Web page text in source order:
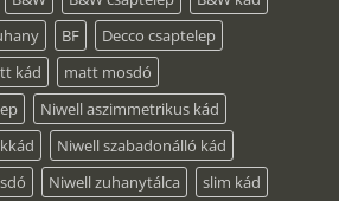
BF
Decco csaptelep
kád
matt mosdó
Niwell aszimmetrikus kád
Niwell szabadonálló kád
Niwell zuhanytálca
slim kád